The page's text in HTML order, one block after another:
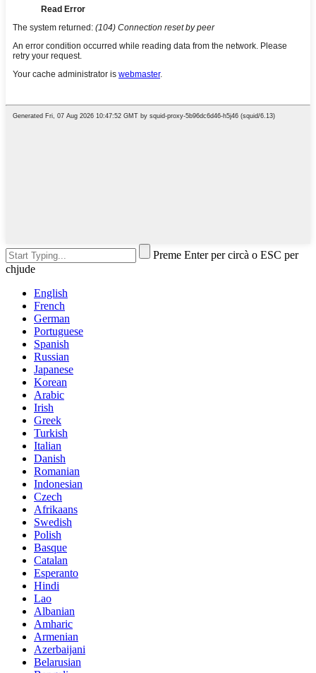
Preme Enter per circà o ESC per
chjude
English
French
German
Portuguese
Spanish
Russian
Japanese
Korean
Arabic
Irish
Greek
Turkish
Italian
Danish
Romanian
Indonesian
Czech
Afrikaans
Swedish
Polish
Basque
Catalan
Esperanto
Hindi
Lao
Albanian
Amharic
Armenian
Azerbaijani
Belarusian